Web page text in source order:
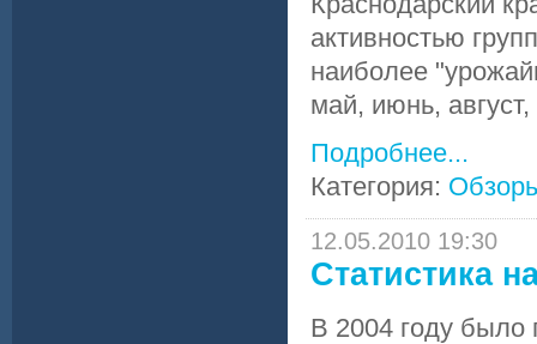
активностью
наиболее
май, июнь,
Подробнее...
Категория:
12.05.2010 19:30
Статистика
В 2004 году было